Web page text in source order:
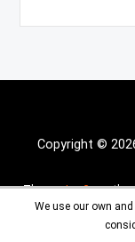
Copyright ©
Theme :Inx Game
We use our own